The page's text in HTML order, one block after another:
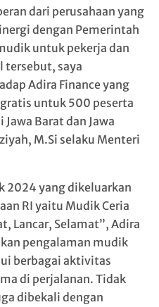
dari perusahaan yang
dengan Pemerintah
untuk pekerja dan
tersebut, saya
Adira Finance yang
untuk 500 peserta
Barat dan Jawa
M.Si selaku Menteri
2024 yang dikeluarkan
RI yaitu Mudik Ceria
Lancar, Selamat”, Adira
pengalaman mudik
berbagai aktivitas
di perjalanan. Tidak
dibekali dengan